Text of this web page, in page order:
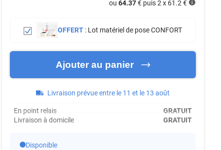
ou 64.37€ puis 2 x 61.2€
OFFERT : Lot matériel de pose CONFORT
Ajouter au panier
Livraison prévue entre le 11 et le 13 août
En point relais
GRATUIT
Livraison à domicile
GRATUIT
Disponible